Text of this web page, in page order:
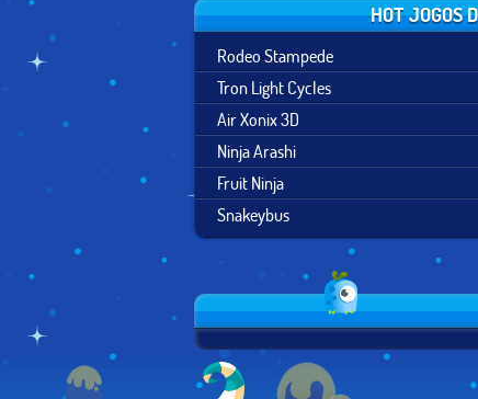
HOT JOGOS
Rodeo Stampede
Tron Light Cycles
Air Xonix 3D
Ninja Arashi
Fruit Ninja
Snakeybus